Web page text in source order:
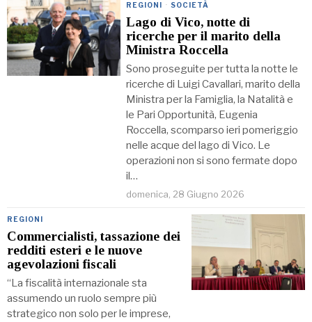
REGIONI · SOCIETÀ
Lago di Vico, notte di
ricerche per il marito della
Ministra Roccella
Sono proseguite per tutta la notte le
ricerche di Luigi Cavallari, marito della
Ministra per la Famiglia, la Natalità e
le Pari Opportunità, Eugenia
Roccella, scomparso ieri pomeriggio
nelle acque del lago di Vico. Le
operazioni non si sono fermate dopo
il…
domenica, 28 Giugno 2026
REGIONI
Commercialisti, tassazione dei
redditi esteri e le nuove
agevolazioni fiscali
“La fiscalità internazionale sta
assumendo un ruolo sempre più
strategico non solo per le imprese,